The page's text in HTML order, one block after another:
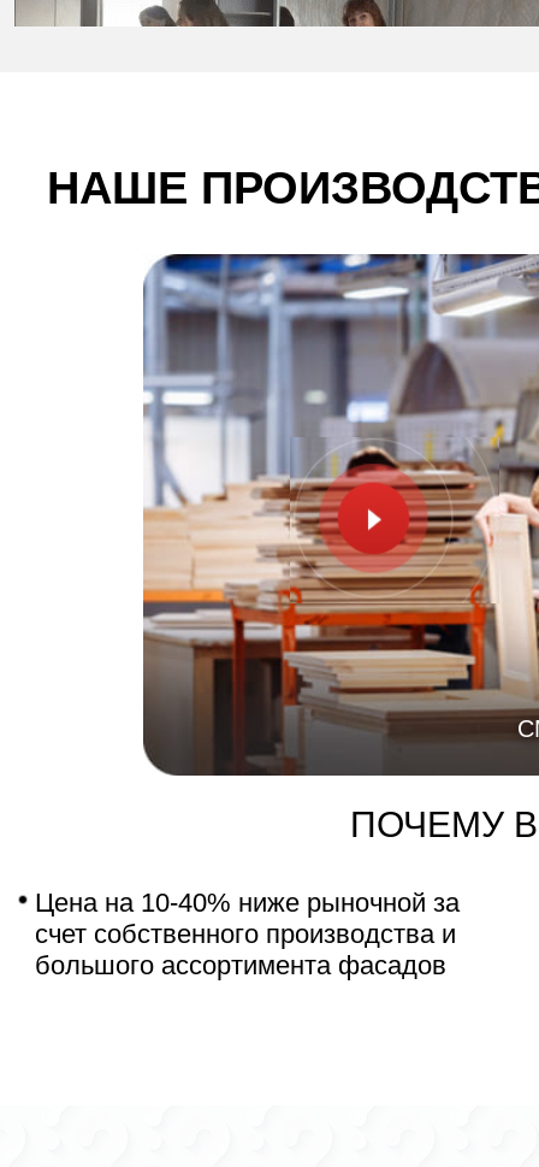
НАШЕ
Цена на 10-40% ниже рыночной за
счет собственного производства и
большого ассортимента фасадов
ПОЧЕМУ